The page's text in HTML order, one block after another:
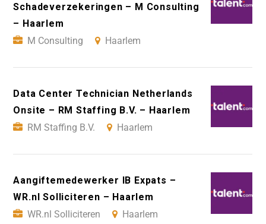
Schadeverzekeringen – M Consulting
– Haarlem
M Consulting
Haarlem
Data Center Technician Netherlands
Onsite – RM Staffing B.V. – Haarlem
RM Staffing B.V.
Haarlem
Aangiftemedewerker IB Expats –
WR.nl Solliciteren – Haarlem
WR.nl Solliciteren
Haarlem